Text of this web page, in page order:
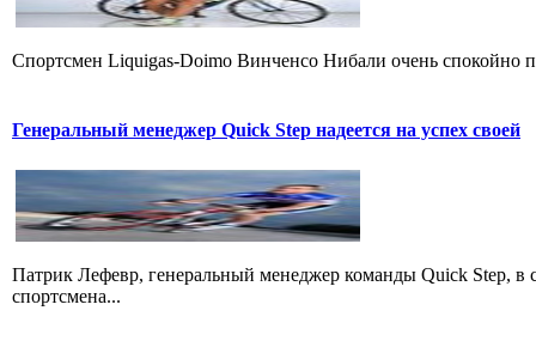
Cпортсмен Liquigas-Doimo Винченсо Нибали очень спокойно
Генеральный менеджер Quick Step надеется на успех своей
Патрик Лефевр, генеральный менеджер команды Quick Step, в
спортсмена...